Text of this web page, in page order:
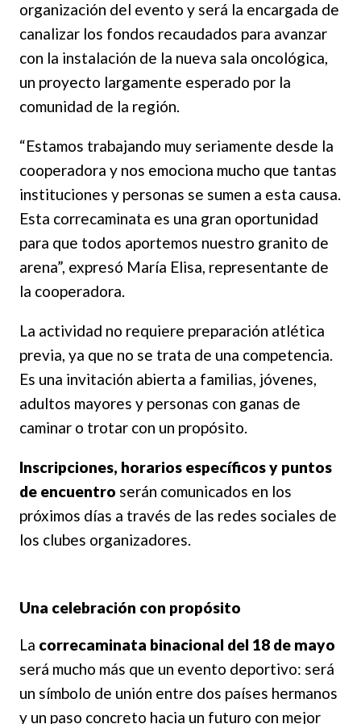
organización del evento y será la encargada de
canalizar los fondos recaudados para avanzar
con la instalación de la nueva sala oncológica,
un proyecto largamente esperado por la
comunidad de la región.
“Estamos trabajando muy seriamente desde la
cooperadora y nos emociona mucho que tantas
instituciones y personas se sumen a esta causa.
Esta correcaminata es una gran oportunidad
para que todos aportemos nuestro granito de
arena”, expresó María Elisa, representante de
la cooperadora.
La actividad no requiere preparación atlética
previa, ya que no se trata de una competencia.
Es una invitación abierta a familias, jóvenes,
adultos mayores y personas con ganas de
caminar o trotar con un propósito.
Inscripciones, horarios específicos y puntos
de encuentro serán comunicados en los
próximos días a través de las redes sociales de
los clubes organizadores.
Una celebración con propósito
La correcaminata binacional del 18 de mayo
será mucho más que un evento deportivo: será
un símbolo de unión entre dos países hermanos
y un paso concreto hacia un futuro con mejor